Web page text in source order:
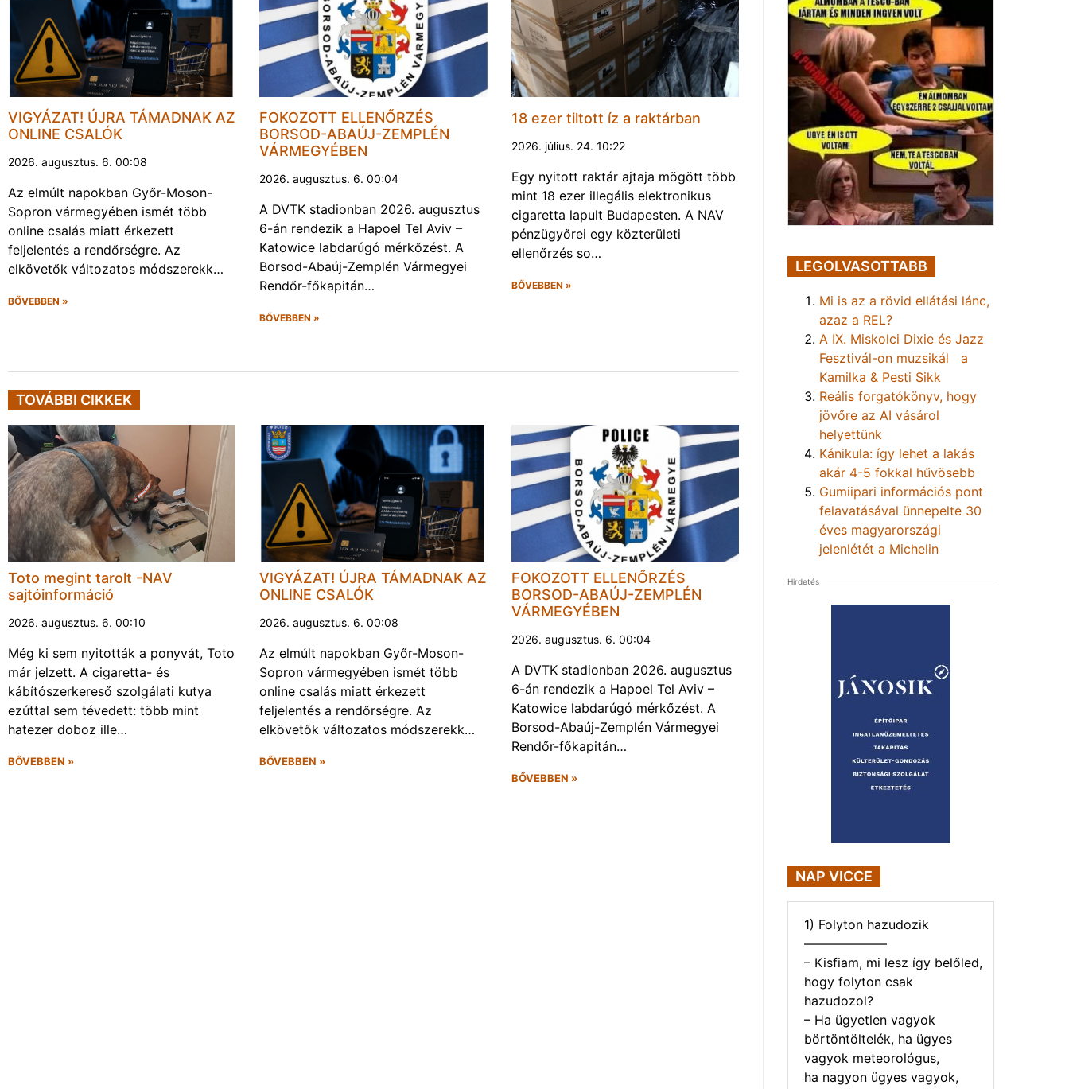
VIGYÁZAT! ÚJRA TÁMADNAK AZ
ONLINE CSALÓK
2026. augusztus. 6. 00:08
Az elmúlt napokban Győr-Moson-
Sopron vármegyében ismét több
online csalás miatt érkezett
feljelentés a rendőrségre. Az
elkövetők változatos módszerekk…
BŐVEBBEN »
FOKOZOTT ELLENŐRZÉS
BORSOD-ABAÚJ-ZEMPLÉN
VÁRMEGYÉBEN
2026. augusztus. 6. 00:04
A DVTK stadionban 2026. augusztus
6-án rendezik a Hapoel Tel Aviv –
Katowice labdarúgó mérkőzést. A
Borsod-Abaúj-Zemplén Vármegyei
Rendőr-főkapitán…
BŐVEBBEN »
18 ezer tiltott íz a raktárban
2026. július. 24. 10:22
Egy nyitott raktár ajtaja mögött több
mint 18 ezer illegális elektronikus
cigaretta lapult Budapesten. A NAV
pénzügyőrei egy közterületi
ellenőrzés so…
BŐVEBBEN »
TOVÁBBI CIKKEK
Toto megint tarolt -NAV
sajtóinformáció
2026. augusztus. 6. 00:10
Még ki sem nyitották a ponyvát, Toto
már jelzett. A cigaretta- és
kábítószerkereső szolgálati kutya
ezúttal sem tévedett: több mint
hatezer doboz ille…
BŐVEBBEN »
VIGYÁZAT! ÚJRA TÁMADNAK AZ
ONLINE CSALÓK
2026. augusztus. 6. 00:08
Az elmúlt napokban Győr-Moson-
Sopron vármegyében ismét több
online csalás miatt érkezett
feljelentés a rendőrségre. Az
elkövetők változatos módszerekk…
BŐVEBBEN »
FOKOZOTT ELLENŐRZÉS
BORSOD-ABAÚJ-ZEMPLÉN
VÁRMEGYÉBEN
2026. augusztus. 6. 00:04
A DVTK stadionban 2026. augusztus
6-án rendezik a Hapoel Tel Aviv –
Katowice labdarúgó mérkőzést. A
Borsod-Abaúj-Zemplén Vármegyei
Rendőr-főkapitán…
BŐVEBBEN »
LEGOLVASOTTABB
Mi is az a rövid ellátási lánc,
azaz a REL?
A IX. Miskolci Dixie és Jazz
Fesztivál-on muzsikál a
Kamilka & Pesti Sikk
Reális forgatókönyv, hogy
jövőre az AI vásárol
helyettünk
Kánikula: így lehet a lakás
akár 4-5 fokkal hűvösebb
Gumiipari információs pont
felavatásával ünnepelte 30
éves magyarországi
jelenlétét a Michelin
Hirdetés
NAP VICCE
1) Folyton hazudozik
——————–
– Kisfiam, mi lesz így belőled,
hogy folyton csak
hazudozol?
– Ha ügyetlen vagyok
börtöntöltelék, ha ügyes
vagyok meteorológus,
ha nagyon ügyes vagyok,